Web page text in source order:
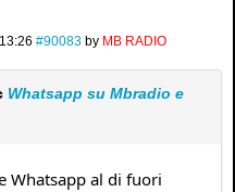
#90083 by MB RADIO
Whatsapp su Mbradio e
Whatsapp al di fuori